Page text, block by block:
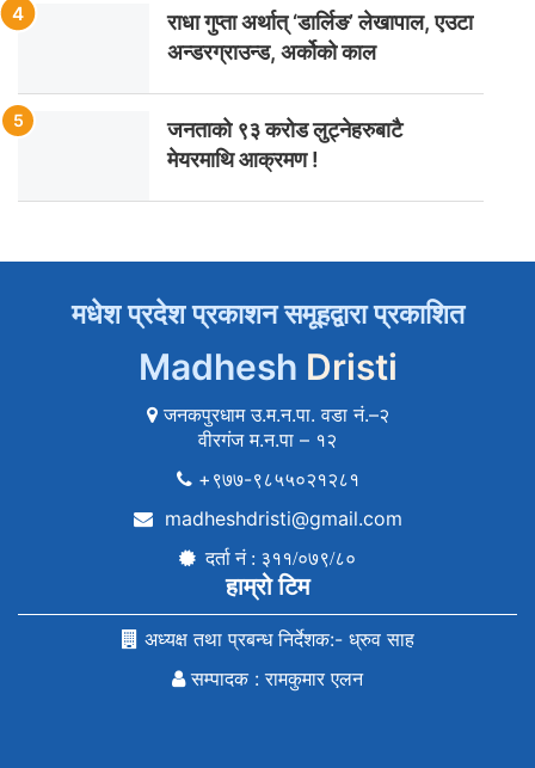
राधा गुप्ता अर्थात् ‘डार्लिङ’ लेखापाल, एउटा
अन्डरग्राउन्ड, अर्कोको काल
जनताको ९३ करोड लुट्नेहरुबाटै
मेयरमाथि आक्रमण !
मधेश प्रदेश प्रकाशन समूहद्वारा प्रकाशित
Madhesh Dristi
जनकपुरधाम उ.म.न.पा. वडा नं.–२
वीरगंज म.न.पा – १२
+९७७-९८५५०२१२८१
madheshdristi@gmail.com
दर्ता नं : ३११/०७९/८०
हाम्रो टिम
अध्यक्ष तथा प्रबन्ध निर्देशक:- ध्रुव साह
सम्पादक : रामकुमार एलन